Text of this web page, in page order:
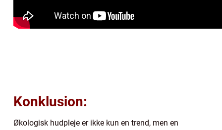
Konklusion:
Økologisk hudpleje er ikke kun en trend, men en